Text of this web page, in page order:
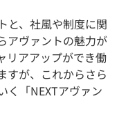
と、社風や制度に関
アヴァントの魅力が
リアアップができ働
すが、これからさら
く「NEXTアヴァン